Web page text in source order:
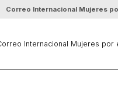
Correo Internacional Mujeres
Internacional Mujeres por